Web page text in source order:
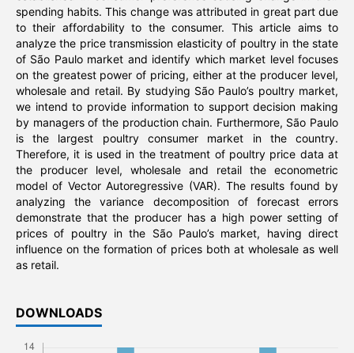
spending habits. This change was attributed in great part due
to their affordability to the consumer. This article aims to
analyze the price transmission elasticity of poultry in the state
of São Paulo market and identify which market level focuses
on the greatest power of pricing, either at the producer level,
wholesale and retail. By studying São Paulo’s poultry market,
we intend to provide information to support decision making
by managers of the production chain. Furthermore, São Paulo
is the largest poultry consumer market in the country.
Therefore, it is used in the treatment of poultry price data at
the producer level, wholesale and retail the econometric
model of Vector Autoregressive (VAR). The results found by
analyzing the variance decomposition of forecast errors
demonstrate that the producer has a high power setting of
prices of poultry in the São Paulo’s market, having direct
influence on the formation of prices both at wholesale as well
as retail.
DOWNLOADS